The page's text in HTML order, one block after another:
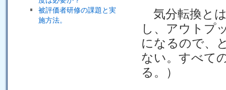
被評価者研修の課題と実
施方法。
気分転換と
し、アウトプ
になるので、
ない。すべて
る。）